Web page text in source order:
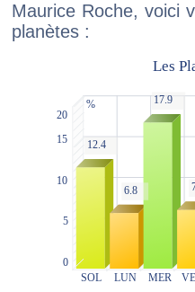
Maurice Roche, voici
planètes :